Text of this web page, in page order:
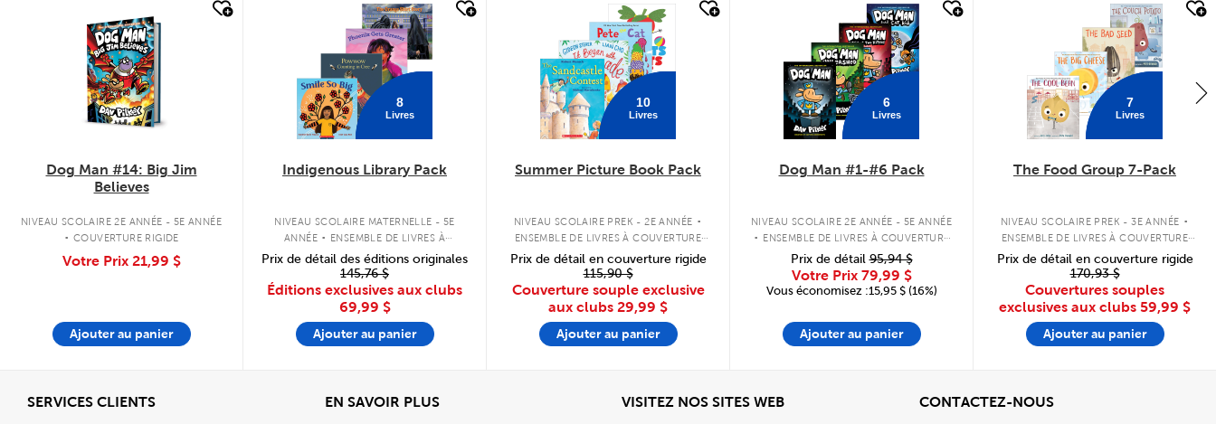
Dog Man #14: Big Jim
Believes
NIVEAU SCOLAIRE 2E ANNÉE - 5E ANNÉE
. COUVERTURE RIGIDE
Votre Prix 21,99 $
Ajouter au panier
8
Livres
Indigenous Library Pack
NIVEAU SCOLAIRE MATERNELLE - 5E
ANNÉE . ENSEMBLE DE LIVRES À
COUVERTURE SOUPLE
Prix de détail des éditions originales
145,76 $
Éditions exclusives aux clubs
69,99 $
Ajouter au panier
10
Livres
Summer Picture Book Pack
NIVEAU SCOLAIRE PREK - 2E ANNÉE .
ENSEMBLE DE LIVRES À COUVERTURE
Prix de détail en couverture rigide
115,90 $
Couverture souple exclusive
aux clubs 29,99 $
Ajouter au panier
6
Livres
Dog Man #1-#6 Pack
NIVEAU SCOLAIRE 2E ANNÉE - 5E ANNÉE
. ENSEMBLE DE LIVRES À COUVERTURE
RIGIDE
Prix de détail95,94 $
Votre Prix 79,99 $
Vous économisez :15,95 $ (16%)
Ajouter au panier
7
Livres
The Food Group 7-Pack
NIVEAU SCOLAIRE PREK - 3E ANNÉE .
ENSEMBLE DE LIVRES À COUVERTURE
Prix de détail en couverture rigide
170,93 $
Couvertures souples
exclusives aux clubs 59,99 $
Ajouter au panier
SERVICES CLIENTSAfficher EN SAVOIR PLUSView VISITEZ NOS SITES WEBAfficher CONTACTEZ-NOUSView